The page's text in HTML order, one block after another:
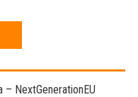
– NextGenerationEU